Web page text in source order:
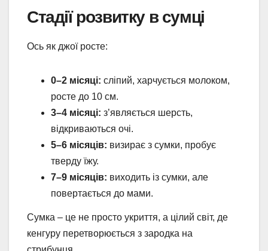
Стадії розвитку в сумці
Ось як джої росте:
0–2 місяці: сліпий, харчується молоком,
росте до 10 см.
3–4 місяці: з’являється шерсть,
відкриваються очі.
5–6 місяців: визирає з сумки, пробує
тверду їжу.
7–9 місяців: виходить із сумки, але
повертається до мами.
Сумка – це не просто укриття, а цілий світ, де
кенгуру перетворюється з зародка на